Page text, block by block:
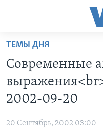
Перейти
основной
контент
Перейти
основной
навигации
ПРОГРАММЫ
ПРОЕКТЫ
НАША АМЕРИКАНСКАЯ
ИНТЕРВЬЮ
ТЕМЫ ДНЯ
Современные
2002-09-20
20 Сентябрь, 2002 03:00